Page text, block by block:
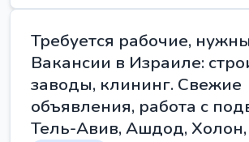
Требуется рабочие,
Вакансии в Израиле:
заводы, клининг. Свежие
объявления, работа с
Тель-Авив, Ашдод,